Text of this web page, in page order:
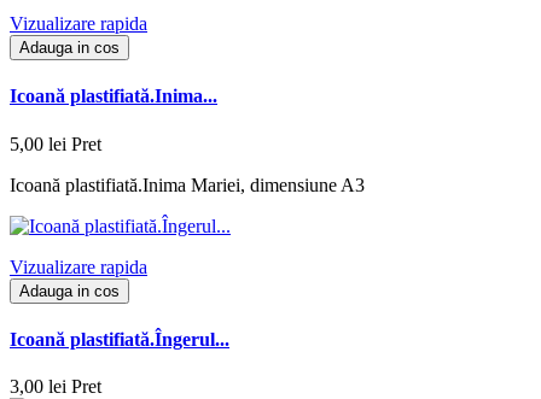
Vizualizare rapida
Adauga in cos
Icoană plastifiată.Inima...
5,00 lei Pret
Icoană plastifiată.Inima Mariei, dimensiune A3
Vizualizare rapida
Adauga in cos
Icoană plastifiată.Îngerul...
3,00 lei Pret